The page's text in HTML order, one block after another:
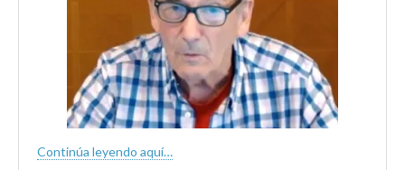
Continúa leyendo aquí…